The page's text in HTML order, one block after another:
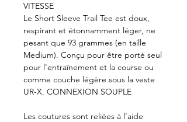
VITESSE
Le Short Sleeve Trail Tee est doux,
respirant et étonnamment léger, ne
pesant que 93 grammes (en taille
Medium). Conçu pour être porté seul
pour l'entraînement et la course ou
comme couche légère sous la veste
UR-X. CONNEXION SOUPLE
Les coutures sont reliées à l'aide